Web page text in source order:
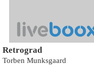
Retrograd
Torben Munksgaard